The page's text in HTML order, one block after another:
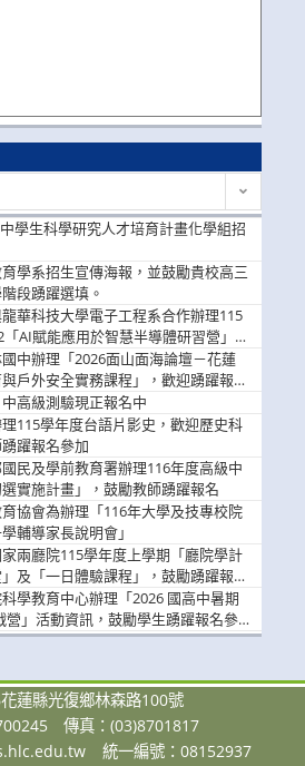
學生科學研究人才培育計畫化學組招
學系招生宣傳海報，並鼓勵貴校高三
段踴躍選填。
華科技大學電子工程系合作辦理115
「AI賦能應用於智慧半導體研習營」，
中辦理「2026面山面海論壇－花蓮
戶外安全實務課程」，歡迎踴躍報名
中高級測驗現正報名中
115學年度台語片影史，歡迎歷史科
躍報名參加
民及學前教育署辦理116年度高級中
實施計畫」，鼓勵教師踴躍報名
協會為辦理「116年大學及技專校院
輔導家長說明會」
兩廳院115學年度上學期「廳院學計
及「一日體驗課程」，鼓勵踴躍報名
學教育中心辦理「2026 國高中暑期
營」活動資訊，鼓勵學生踴躍報名參
蓮縣光復鄉林森路100號
傳真：(03)8701817
統一編號：08152937